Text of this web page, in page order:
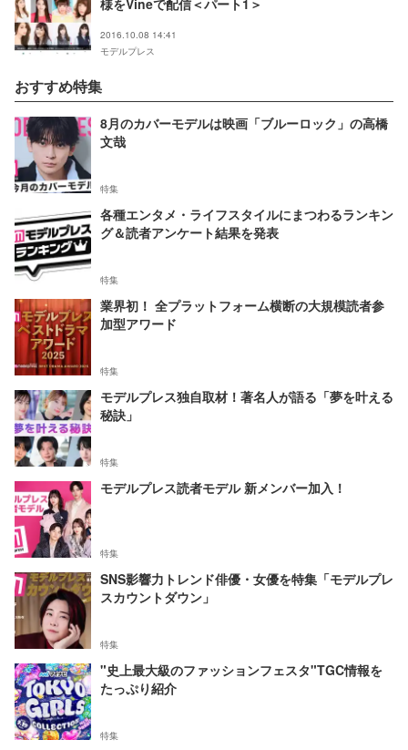
2016.10.08 14:41
モデルプレス
おすすめ特集
8月のカバーモデルは映画「ブルーロック」の高橋
文哉
特集
各種エンタメ・ライフスタイルにまつわるランキン
グ＆読者アンケート結果を発表
特集
業界初！ 全プラットフォーム横断の大規模読者参
加型アワード
特集
モデルプレス独自取材！著名人が語る「夢を叶える
秘訣」
特集
モデルプレス読者モデル 新メンバー加入！
特集
SNS影響力トレンド俳優・女優を特集「モデルプレ
スカウントダウン」
特集
"史上最大級のファッションフェスタ"TGC情報を
たっぷり紹介
特集